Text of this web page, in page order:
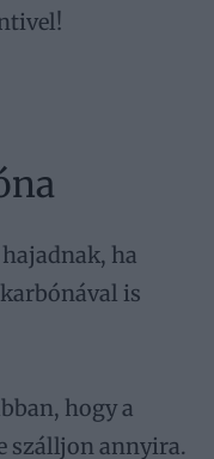
ha
is
hogy a
szálljon annyira.